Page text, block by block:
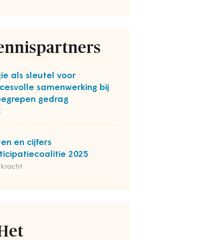
als sleutel voor
samenwerking bij
gedrag
en cijfers
2025